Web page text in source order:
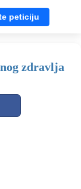
peticiju
zdravlja